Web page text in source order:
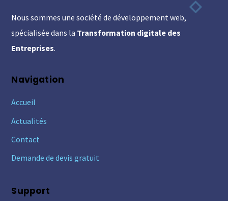
Top
Nous sommes une société de développement web,
spécialisée dans la Transformation digitale des
Entreprises.
Navigation
Accueil
Actualités
Contact
Demande de devis gratuit
Support